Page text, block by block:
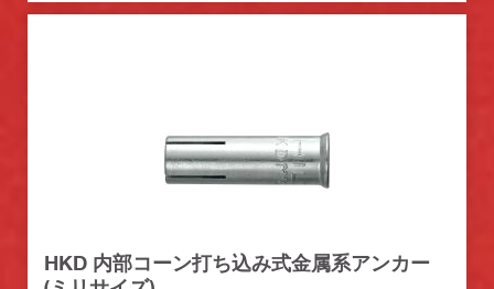
HKD 内部コーン打ち込み式金属系アンカー